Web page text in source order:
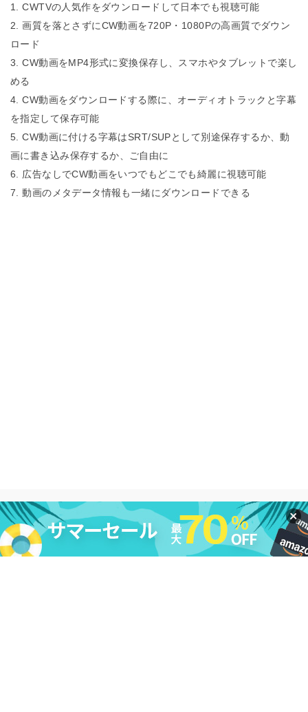
CWTVの人気作をダウンロードして日本でも視聴可能
画質を落とさずにCW動画を720P・1080Pの高画質でダウン
ロード
CW動画をMP4形式に変換保存し、スマホやタブレットで楽し
める
CW動画をダウンロードする際に、オーディオトラックと字幕
を指定して保存可能
CW動画に付ける字幕はSRT/SUPとして別途保存するか、動
画に書き込み保存するか、ご自由に
広告なしでCW動画をいつでもどこでも綺麗に視聴可能
動画のメタデータ情報も一緒にダウンロードできる
法的免責条項|DMCA プライバシーポリシー | 購入ポリシー|返
金ポリシー|ライセンス規約|利用規約|会社情報|お問い合わせ
|アンインストール アフィリエイト |レビューキャンペーン